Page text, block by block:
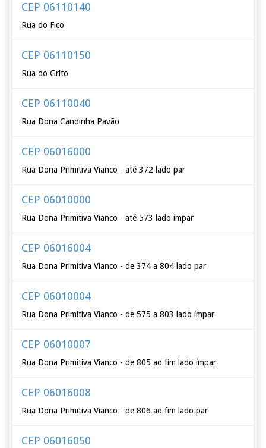
CEP 06110140
Rua do Fico
CEP 06110150
Rua do Grito
CEP 06110040
Rua Dona Candinha Pavão
CEP 06016000
Rua Dona Primitiva Vianco - até 372 lado par
CEP 06010000
Rua Dona Primitiva Vianco - até 573 lado ímpar
CEP 06016004
Rua Dona Primitiva Vianco - de 374 a 804 lado par
CEP 06010004
Rua Dona Primitiva Vianco - de 575 a 803 lado ímpar
CEP 06010007
Rua Dona Primitiva Vianco - de 805 ao fim lado ímpar
CEP 06016008
Rua Dona Primitiva Vianco - de 806 ao fim lado par
CEP 06016050